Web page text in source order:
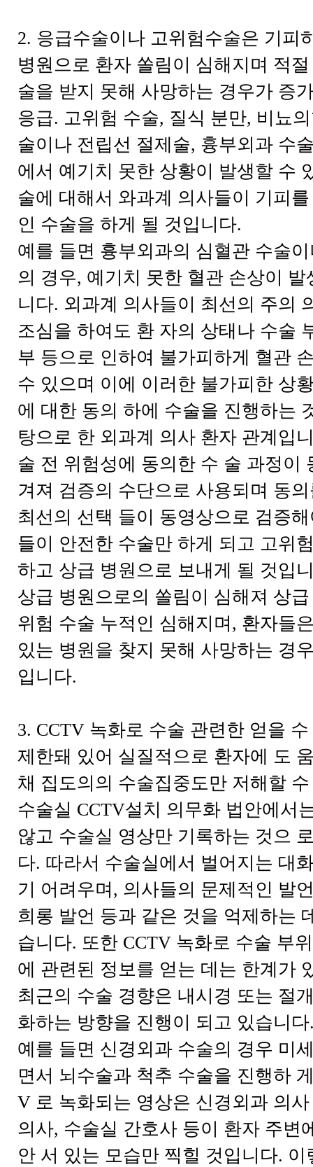
2. 응급수술이나 고위험수술은 기피
병원으로 환자 쏠림이 심해지며 적
술을 받지 못해 사망하는 경우가 증
응급. 고위험 수술, 질식 분만, 비뇨
술이나 전립선 절제술, 흉부외과 수
에서 예기치 못한 상황이 발생할 수
술에 대해서 와과계 의사들이 기피
인 수술을 하게 될 것입니다.
예를 들면 흉부외과의 심혈관 수술
의 경우, 예기치 못한 혈관 손상이 발
니다. 외과계 의사들이 최선의 주의
조심을 하여도 환 자의 상태나 수술
부 등으로 인하여 불가피하게 혈관
수 있으며 이에 이러한 불가피한 상
에 대한 동의 하에 수술을 진행하는
탕으로 한 외과계 의사 환자 관계입
술 전 위험성에 동의한 수 술 과정이
겨져 검증의 수단으로 사용되며 동
최선의 선택 들이 동영상으로 검증
들이 안전한 수술만 하게 되고 고위
하고 상급 병원으로 보내게 될 것입
상급 병원으로의 쏠림이 심해져 상
위험 수술 누적인 심해지며, 환자들
있는 병원을 찾지 못해 사망하는 경
입니다.
3. CCTV 녹화로 수술 관련한 얻을
제한돼 있어 실질적으로 환자에 도
채 집도의의 수술집중도만 저해할
수술실 CCTV설치 의무화 법안에서
않고 수술실 영상만 기록하는 것으
다. 따라서 수술실에서 벌어지는 대
기 어려우며, 의사들의 문제적인 발
희롱 발언 등과 같은 것을 억제하는
습니다. 또한 CCTV 녹화로 수술 부
에 관련된 정보를 얻는 데는 한계가
최근의 수술 경향은 내시경 또는 절
화하는 방향을 진행이 되고 있습니
예를 들면 신경외과 수술의 경우 미
면서 뇌수술과 척추 수술을 진행하
V 로 녹화되는 영상은 신경외과 의
의사, 수술실 간호사 등이 환자 주변
안 서 있는 모습만 찍힐 것입니다. 이